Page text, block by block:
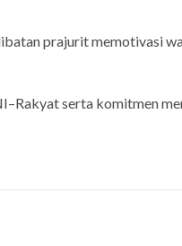
prajurit memotivasi
serta komitmen